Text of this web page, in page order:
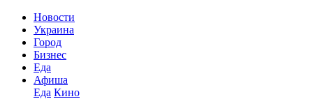
Новости
Украина
Город
Бизнес
Еда
Афиша
Еда Кино